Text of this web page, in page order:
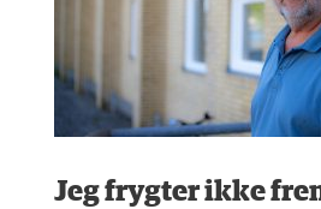
Jeg frygter ikke